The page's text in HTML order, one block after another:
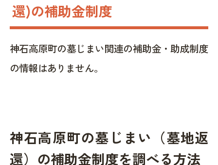
還)の補助金制度
神石高原町の墓じまい関連の補助金・助成制度
の情報はありません。
神石高原町の墓じまい（墓地返
還）の補助金制度を調べる方法